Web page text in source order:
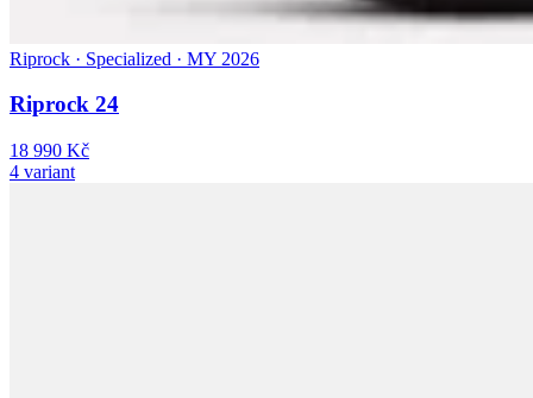
Riprock · Specialized · MY 2026
Riprock 24
18 990 Kč
4 variant